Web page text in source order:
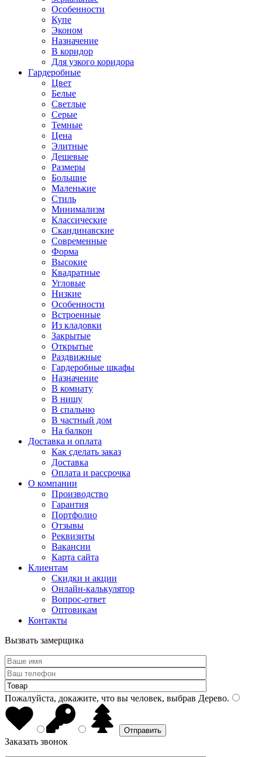
Особенности
Купе
Эконом
Назначение
В коридор
Для узкого коридора
Гардеробные
Цвет
Белые
Светлые
Серые
Темные
Цена
Элитные
Дешевые
Размеры
Большие
Маленькие
Стиль
Минимализм
Классические
Скандинавские
Современные
Форма
Высокие
Квадратные
Угловые
Низкие
Особенности
Встроенные
Из кладовки
Закрытые
Открытые
Раздвижные
Гардеробные шкафы
Назначение
В комнату
В нишу
В спальню
В частный дом
На балкон
Доставка и оплата
Как сделать заказ
Доставка
Оплата и рассрочка
О компании
Производство
Гарантия
Портфолио
Отзывы
Реквизиты
Вакансии
Карта сайта
Клиентам
Скидки и акции
Онлайн-калькулятор
Вопрос-ответ
Оптовикам
Контакты
Вызвать замерщика
Пожалуйста, докажите, что вы человек, выбрав Дерево.
Заказать звонок